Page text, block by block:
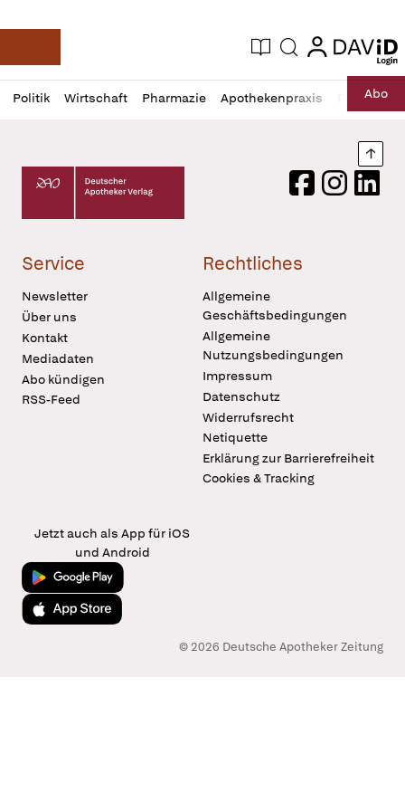
Deutsche Apotheker Zeitung
Aktuelle Ausgabe
Suche login
login
Politik Wirtschaft Pharmazie Apothekenpraxis RechtAbo
Profil
öffnen
Daz
Pur
Deutscher Apotheker Verlag Logo
FacebookInstagram
Service
Newsletter
Über uns
Kontakt
Mediadaten
Abo kündigen
RSS-Feed
Rechtliches
Allgemeine
Geschäftsbedingungen
Allgemeine
Nutzungsbedingungen
Impressum
Datenschutz
Widerrufsrecht
Netiquette
Erklärung zur Barrierefreiheit
Cookies & Tracking
Jetzt auch als App für iOS
und Android
Jetzt bei Google Play
Laden im App Store
© 2026 Deutsche Apotheker Zeitung